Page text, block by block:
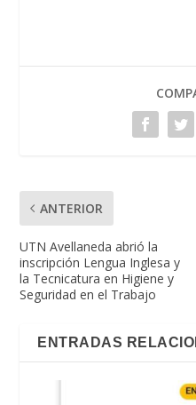
ANTERIOR
UTN Avellaneda abrió la
inscripción Lengua Inglesa y
la Tecnicatura en Higiene y
Seguridad en el Trabajo
ENTRADAS